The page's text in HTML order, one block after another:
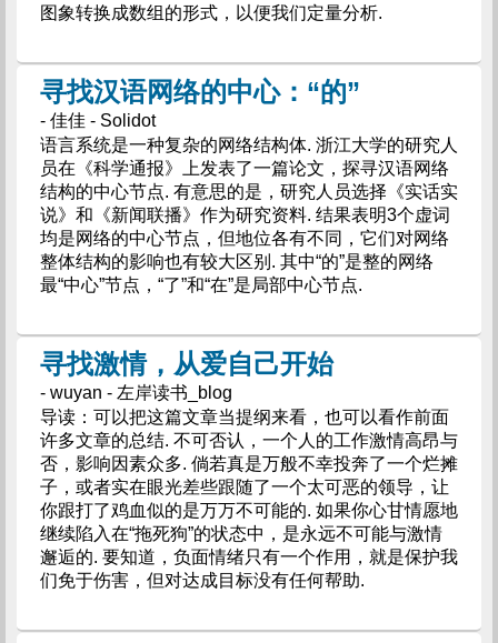
图象转换成数组的形式，以便我们定量分析.
寻找汉语网络的中心：“的”
- 佳佳 - Solidot
语言系统是一种复杂的网络结构体. 浙江大学的研究人
员在《科学通报》上发表了一篇论文，探寻汉语网络
结构的中心节点. 有意思的是，研究人员选择《实话实
说》和《新闻联播》作为研究资料. 结果表明3个虚词
均是网络的中心节点，但地位各有不同，它们对网络
整体结构的影响也有较大区别. 其中“的”是整的网络
最“中心”节点，“了”和“在”是局部中心节点.
寻找激情，从爱自己开始
- wuyan - 左岸读书_blog
导读：可以把这篇文章当提纲来看，也可以看作前面
许多文章的总结. 不可否认，一个人的工作激情高昂与
否，影响因素众多. 倘若真是万般不幸投奔了一个烂摊
子，或者实在眼光差些跟随了一个太可恶的领导，让
你跟打了鸡血似的是万万不可能的. 如果你心甘情愿地
继续陷入在“拖死狗”的状态中，是永远不可能与激情
邂逅的. 要知道，负面情绪只有一个作用，就是保护我
们免于伤害，但对达成目标没有任何帮助.